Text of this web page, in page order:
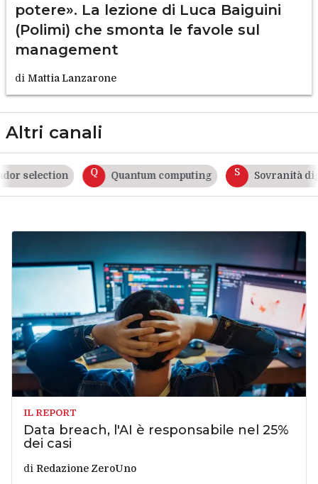
potere». La lezione di Luca Baiguini
(Polimi) che smonta le favole sul
management
di Mattia Lanzarone
Altri canali
selection Q Quantum computing S Sovranità
IL REPORT
Data breach, l'AI è responsabile nel 25%
dei casi
di Redazione ZeroUno